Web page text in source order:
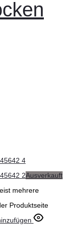
Ausverkauft
mehrere
Produktseite